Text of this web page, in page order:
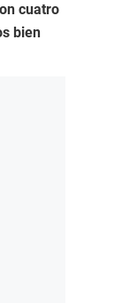
cuatro
bien